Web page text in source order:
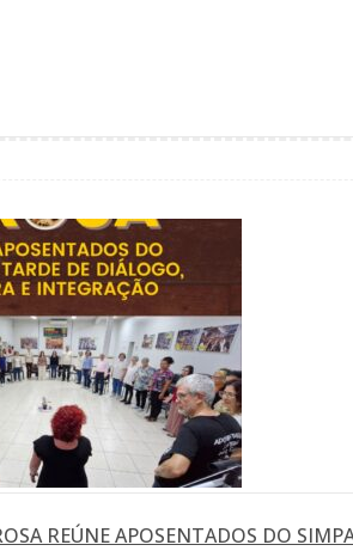
REÚNE APOSENTADOS DO